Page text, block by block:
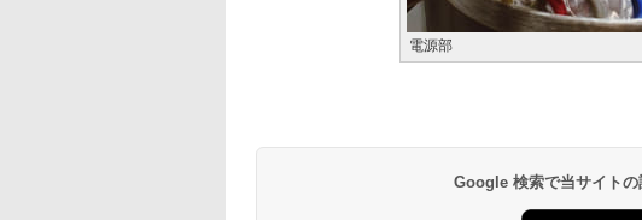
電源部
Google 検索で当サイト